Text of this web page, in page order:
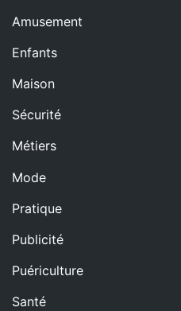
Amusement
Enfants
Maison
Sécurité
Métiers
Mode
Pratique
Publicité
Puériculture
Santé